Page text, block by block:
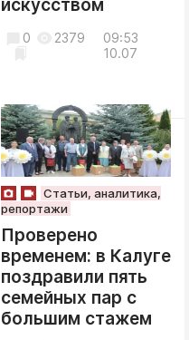
искусством
09:53
10.07
0 2379
Статьи, аналитика,
репортажи
Проверено
временем: в Калуге
поздравили пять
семейных пар с
большим стажем